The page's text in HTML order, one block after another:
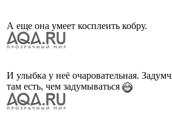
А еще она умеет косплеить кобру.
И улыбка у неё очаровательная.
там есть, чем задумываться